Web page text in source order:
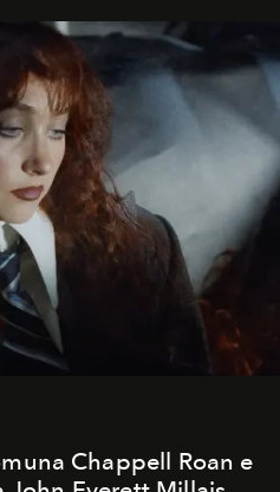
Chappell Roan e